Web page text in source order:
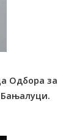
Одбора за